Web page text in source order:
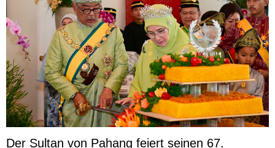
Der Sultan von Pahang feiert seinen 67.